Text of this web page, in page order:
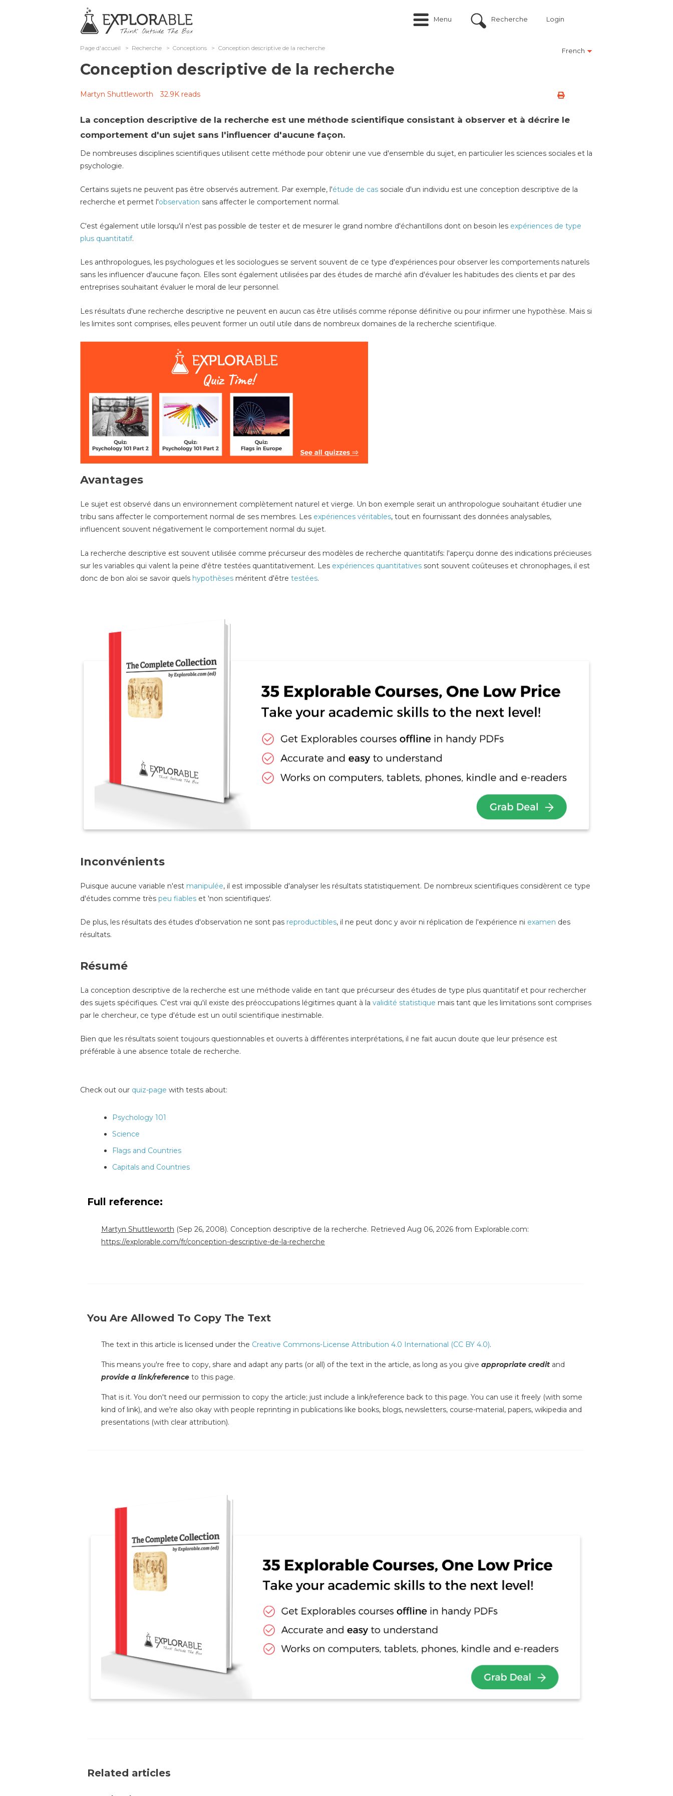
Menu Recherche Login
French
Page d'accueil > Recherche > Conceptions > Conception descriptive de la recherche
Conception descriptive de la recherche
Martyn Shuttleworth 32.9K reads
La conception descriptive de la recherche est une méthode scientifique consistant à observer et à décrire le
comportement d'un sujet sans l'influencer d'aucune façon.
De nombreuses disciplines scientifiques utilisent cette méthode pour obtenir une vue d'ensemble du sujet, en particulier les sciences sociales et la
psychologie.
Certains sujets ne peuvent pas être observés autrement. Par exemple, l'étude de cas sociale d'un individu est une conception descriptive de la
recherche et permet l'observation sans affecter le comportement normal.
C'est également utile lorsqu'il n'est pas possible de tester et de mesurer le grand nombre d'échantillons dont on besoin les expériences de type
plus quantitatif.
Les anthropologues, les psychologues et les sociologues se servent souvent de ce type d'expériences pour observer les comportements naturels
sans les influencer d'aucune façon. Elles sont également utilisées par des études de marché afin d'évaluer les habitudes des clients et par des
entreprises souhaitant évaluer le moral de leur personnel.
Les résultats d'une recherche descriptive ne peuvent en aucun cas être utilisés comme réponse définitive ou pour infirmer une hypothèse. Mais si
les limites sont comprises, elles peuvent former un outil utile dans de nombreux domaines de la recherche scientifique.
Avantages
Le sujet est observé dans un environnement complètement naturel et vierge. Un bon exemple serait un anthropologue souhaitant étudier une
tribu sans affecter le comportement normal de ses membres. Les expériences véritables, tout en fournissant des données analysables,
influencent souvent négativement le comportement normal du sujet.
La recherche descriptive est souvent utilisée comme précurseur des modèles de recherche quantitatifs: l'aperçu donne des indications précieuses
sur les variables qui valent la peine d'être testées quantitativement. Les expériences quantitatives sont souvent coûteuses et chronophages, il est
donc de bon aloi se savoir quels hypothèses méritent d'être testées.
Inconvénients
Puisque aucune variable n'est manipulée, il est impossible d'analyser les résultats statistiquement. De nombreux scientifiques considèrent ce type
d'études comme très peu fiables et 'non scientifiques'.
De plus, les résultats des études d'observation ne sont pas reproductibles, il ne peut donc y avoir ni réplication de l'expérience ni examen des
résultats.
Résumé
La conception descriptive de la recherche est une méthode valide en tant que précurseur des études de type plus quantitatif et pour rechercher
des sujets spécifiques. C'est vrai qu'il existe des préoccupations légitimes quant à la validité statistique mais tant que les limitations sont comprises
par le chercheur, ce type d'étude est un outil scientifique inestimable.
Bien que les résultats soient toujours questionnables et ouverts à différentes interprétations, il ne fait aucun doute que leur présence est
préférable à une absence totale de recherche.
Check out our quiz-page with tests about:
Psychology 101
Science
Flags and Countries
Capitals and Countries
Full reference:
Martyn Shuttleworth (Sep 26, 2008). Conception descriptive de la recherche. Retrieved Aug 06, 2026 from Explorable.com:
https://explorable.com/fr/conception-descriptive-de-la-recherche
You Are Allowed To Copy The Text
The text in this article is licensed under the Creative Commons-License Attribution 4.0 International (CC BY 4.0).
This means you're free to copy, share and adapt any parts (or all) of the text in the article, as long as you give appropriate credit and
provide a link/reference to this page.
That is it. You don't need our permission to copy the article; just include a link/reference back to this page. You can use it freely (with some
kind of link), and we're also okay with people reprinting in publications like books, blogs, newsletters, course-material, papers, wikipedia and
presentations (with clear attribution).
Related articles